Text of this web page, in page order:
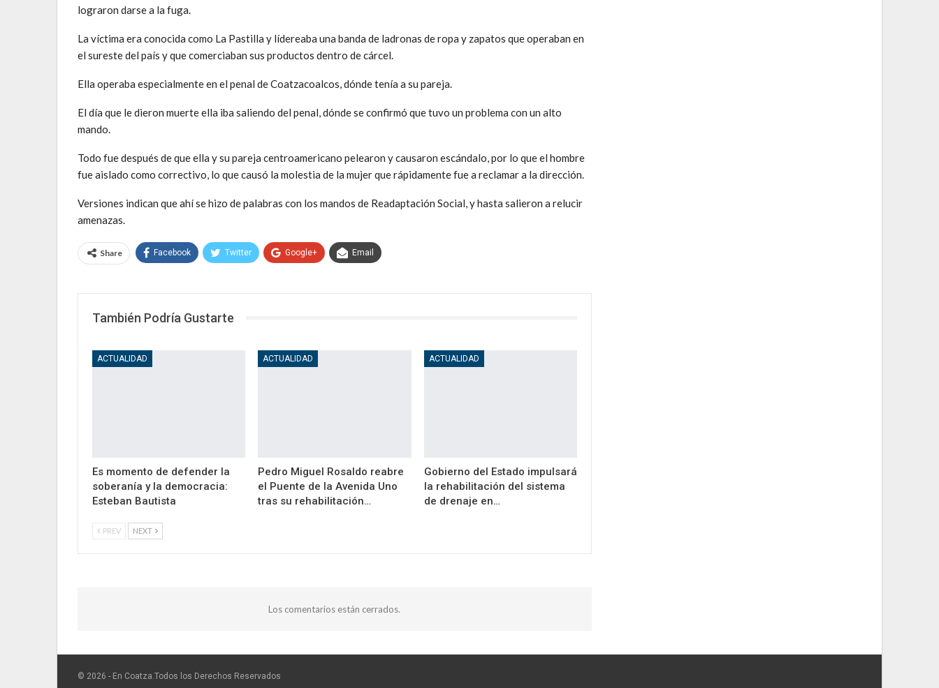
lograron darse a la fuga.
La víctima era conocida como La Pastilla y lídereaba una banda de ladronas de ropa y zapatos que operaban en
el sureste del país y que comerciaban sus productos dentro de cárcel.
Ella operaba especialmente en el penal de Coatzacoalcos, dónde tenía a su pareja.
El día que le dieron muerte ella iba saliendo del penal, dónde se confirmó que tuvo un problema con un alto
mando.
Todo fue después de que ella y su pareja centroamericano pelearon y causaron escándalo, por lo que el hombre
fue aislado como correctivo, lo que causó la molestia de la mujer que rápidamente fue a reclamar a la dirección.
Versiones indican que ahí se hizo de palabras con los mandos de Readaptación Social, y hasta salieron a relucir
amenazas.
Share Facebook Twitter Google+ Email
También Podría Gustarte
ACTUALIDAD
Es momento de defender la
soberanía y la democracia:
Esteban Bautista
ACTUALIDAD
Pedro Miguel Rosaldo reabre
el Puente de la Avenida Uno
tras su rehabilitación…
ACTUALIDAD
Gobierno del Estado impulsará
la rehabilitación del sistema
de drenaje en…
PREV NEXT
Los comentarios están cerrados.
© 2026 - En Coatza.Todos los Derechos Reservados